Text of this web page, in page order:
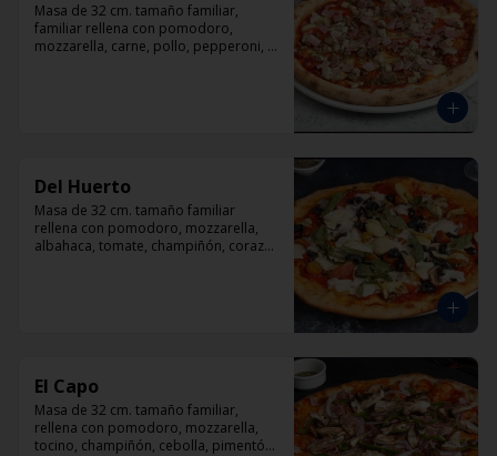
Masa de 32 cm. tamaño familiar,
familiar rellena con pomodoro,
mozzarella, carne, pollo, pepperoni,
Del Huerto
Masa de 32 cm. tamaño familiar
rellena con pomodoro, mozzarella,
albahaca, tomate, champiñón, corazón
El Capo
Masa de 32 cm. tamaño familiar,
rellena con pomodoro, mozzarella,
tocino, champiñón, cebolla, pimentón,